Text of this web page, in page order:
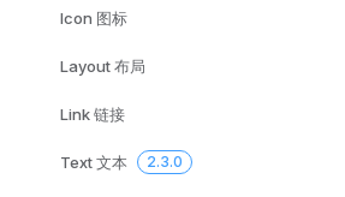
Icon 图标
Layout 布局
Link 链接
Text 文本 2.3.0